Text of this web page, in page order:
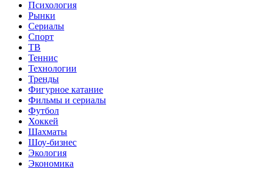
Психология
Рынки
Сериалы
Спорт
ТВ
Теннис
Технологии
Тренды
Фигурное катание
Фильмы и сериалы
Футбол
Хоккей
Шахматы
Шоу-бизнес
Экология
Экономика